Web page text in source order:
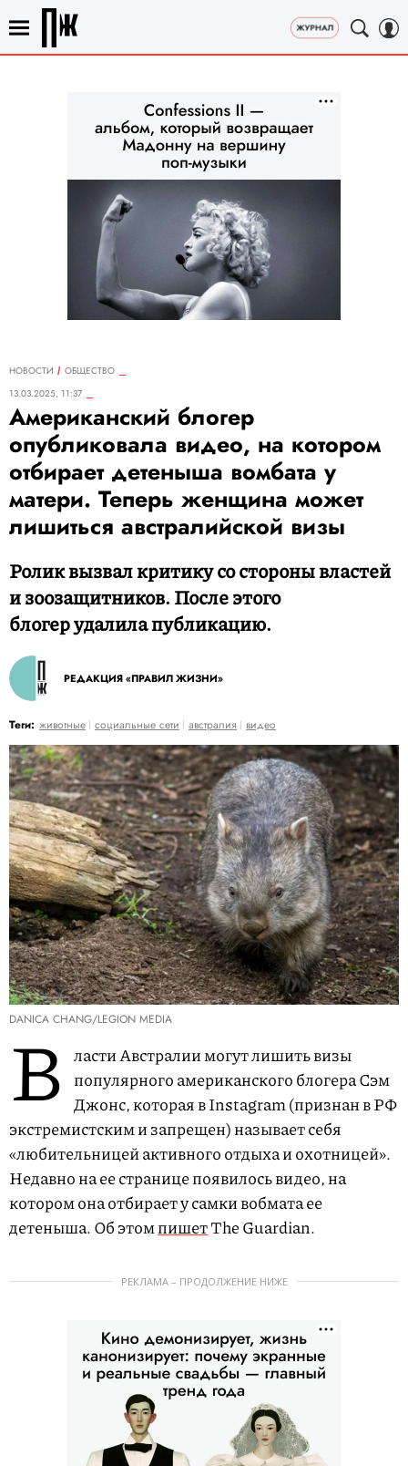
НОВОСТИ
ОБЩЕСТВО
13.03.2025, 11:37
Американский блогер
опубликовала видео, на котором
отбирает детеныша вомбата у
матери. Теперь женщина может
лишиться австралийской визы
Ролик вызвал критику со стороны властей
и зоозащитников. После этого
блогер удалила публикацию.
РЕДАКЦИЯ «ПРАВИЛ ЖИЗНИ»
Теги: животные социальные сети австралия видео
DANICA CHANG/LEGION MEDIA
В ласти Австралии могут лишить визы
популярного американского блогера Сэм
Джонс, которая в Instagram (признан в РФ
экстремистским и запрещен) называет себя
«любительницей активного отдыха и охотницей».
Недавно на ее странице появилось видео, на
котором она отбирает у самки вобмата ее
детеныша. Об этомпишетThe Guardian.
РЕКЛАМА – ПРОДОЛЖЕНИЕ НИЖЕ